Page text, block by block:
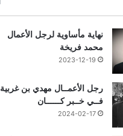
نهاية مأساوية لرجل الأعمال
محمد فريخة
2023-12-19
رجل الأعمــال مهدي بن غربية
فــي خــبر كــــــان
2024-02-17